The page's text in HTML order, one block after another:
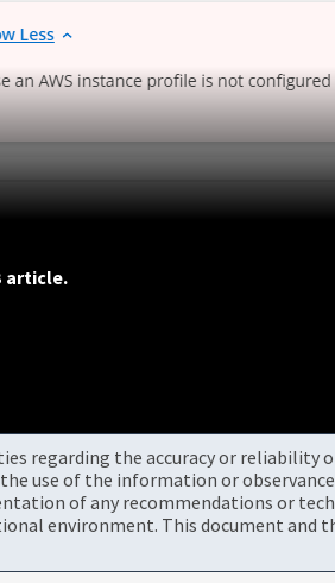
article.
regarding the accuracy or
use of the information or
of any recommendations or
environment. This document and